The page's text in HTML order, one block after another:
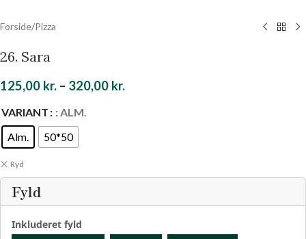
Forside/Pizza
26. Sara
125,00 kr. – 320,00 kr.
VARIANT
: ALM.
Alm.
50*50
Ryd